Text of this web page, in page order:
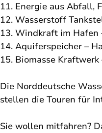
11. Energie aus Abfall,
12. Wasserstoff
13. Windkraft im Hafen
14. Aquiferspeicher –
15. Biomasse
Die Norddeutsche
stellen die Touren für
Sie wollen mitfahren?